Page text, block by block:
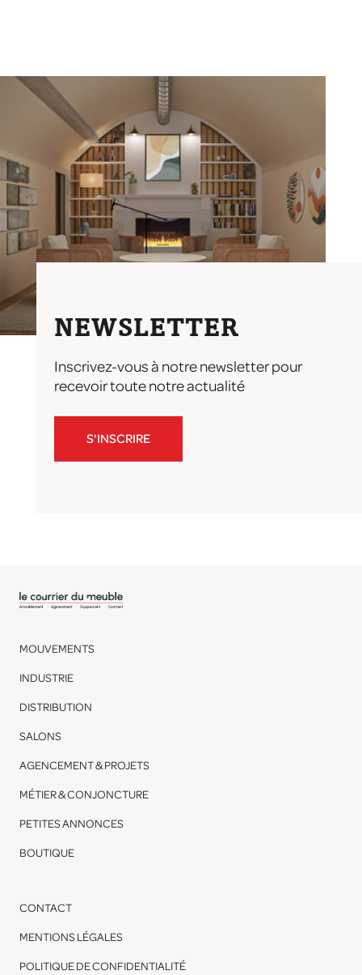
NEWSLETTER
Inscrivez-vous à notre newsletter pour
recevoir toute notre actualité
S'INSCRIRE
MOUVEMENTS
INDUSTRIE
DISTRIBUTION
SALONS
AGENCEMENT & PROJETS
MÉTIER & CONJONCTURE
PETITES ANNONCES
BOUTIQUE
CONTACT
MENTIONS LÉGALES
POLITIQUE DE CONFIDENTIALITÉ